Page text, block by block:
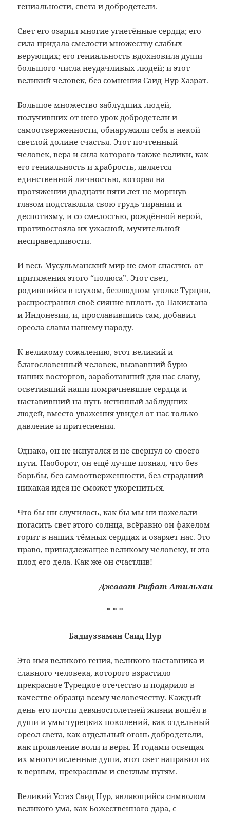
гениальности, света и добродетели.
Свет его озарил многие угнетённые сердца; его
сила придала смелости множеству слабых
верующих; его гениальность вдохновила души
большого числа неудачливых людей; и этот
великий человек, без сомнения Саид Нур Хазрат.
Большое множество заблудших людей,
получивших от него урок добродетели и
самоотверженности, обнаружили себя в некой
светлой долине счастья. Этот почтенный
человек, вера и сила которого также велики, как
его гениальность и храбрость, является
единственной личностью, которая на
протяжении двадцати пяти лет не моргнув
глазом подставляла свою грудь тирании и
деспотизму, и со смелостью, рождённой верой,
противостояла их ужасной, мучительной
несправедливости.
И весь Мусульманский мир не смог спастись от
притяжения этого “полюса”. Этот свет,
родившийся в глухом, безлюдном уголке Турции,
распространил своё сияние вплоть до Пакистана
и Индонезии, и, прославившись сам, добавил
ореола славы нашему народу.
К великому сожалению, этот великий и
благословенный человек, вызвавший бурю
наших восторгов, заработавший для нас славу,
осветивший наши помрачневшие сердца и
наставивший на путь истинный заблудших
людей, вместо уважения увидел от нас только
давление и притеснения.
Однако, он не испугался и не свернул со своего
пути. Наоборот, он ещё лучше познал, что без
борьбы, без самоотверженности, без страданий
никакая идея не сможет укорениться.
Что бы ни случилось, как бы мы ни пожелали
погасить свет этого солнца, всёравно он факелом
горит в наших тёмных сердцах и озаряет нас. Это
право, принадлежащее великому человеку, и это
плод его дела. Как же он счастлив!
Джават Рифат Атильхан
* * *
Бадиуззаман Саид Нур
Это имя великого гения, великого наставника и
славного человека, которого взрастило
прекрасное Турецкое отечество и подарило в
качестве образца всему человечеству. Каждый
день его почти девяностолетней жизни вошёл в
души и умы турецких поколений, как отдельный
ореол света, как отдельный огонь добродетели,
как проявление воли и веры. И годами освещая
их многочисленные души, этот свет направил их
к верным, прекрасным и светлым путям.
Великий Устаз Саид Нур, являющийся символом
великого ума, как Божественного дара, с